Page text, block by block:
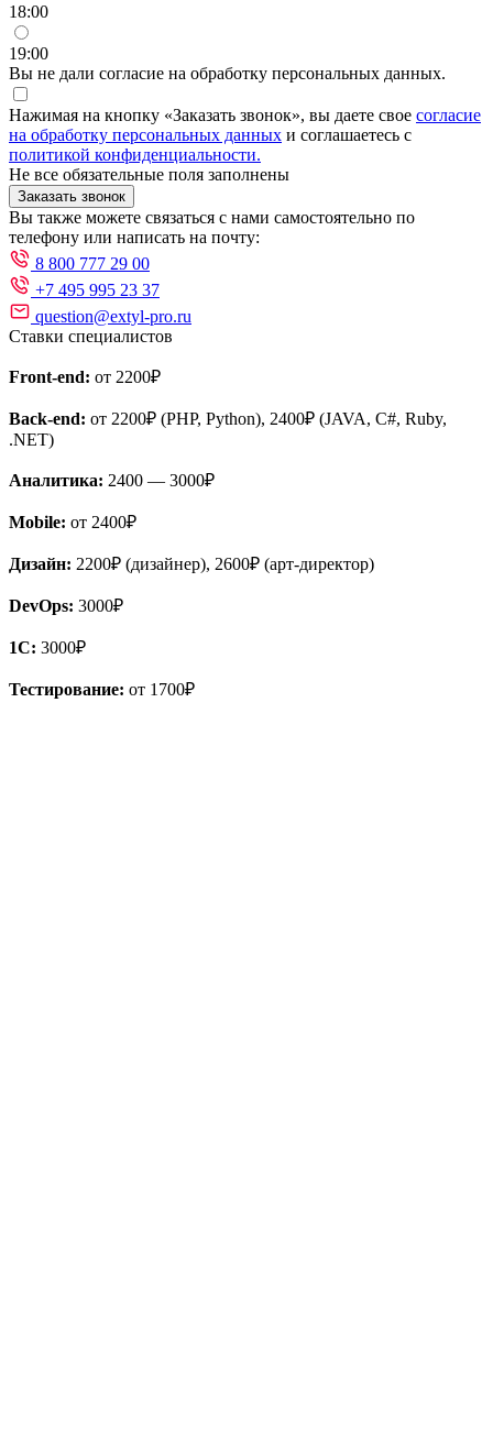
18:00
19:00
Вы не дали согласие на обработку персональных данных.
Нажимая на кнопку «Заказать звонок», вы даете свое согласие
на обработку персональных данных и соглашаетесь с
политикой конфиденциальности.
Не все обязательные поля заполнены
Заказать звонок
Вы также можете связаться с нами самостоятельно по
телефону или написать на почту:
8 800 777 29 00
+7 495 995 23 37
question@extyl-pro.ru
Ставки специалистов
Front-end: от 2200₽
Back-end: от 2200₽ (PHP, Python), 2400₽ (JAVA, C#, Ruby,
.NET)
Аналитика: 2400 — 3000₽
Mobile: от 2400₽
Дизайн: 2200₽ (дизайнер), 2600₽ (арт-директор)
DevOps: 3000₽
1С: 3000₽
Тестирование: от 1700₽